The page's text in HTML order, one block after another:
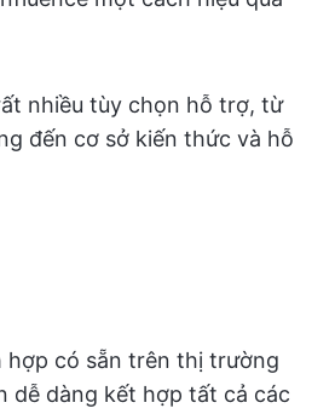
nhiều tùy chọn hỗ trợ, từ
đến cơ sở kiến thức và hỗ
hợp có sẵn trên thị trường
dễ dàng kết hợp tất cả các